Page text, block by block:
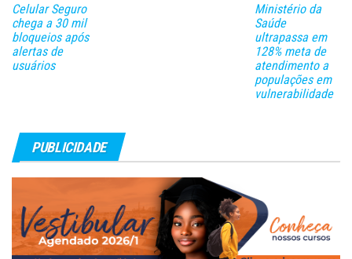
Celular Seguro
chega a 30 mil
bloqueios após
alertas de
usuários
Ministério da
Saúde
ultrapassa em
128% meta de
atendimento a
populações em
vulnerabilidade
PUBLICIDADE